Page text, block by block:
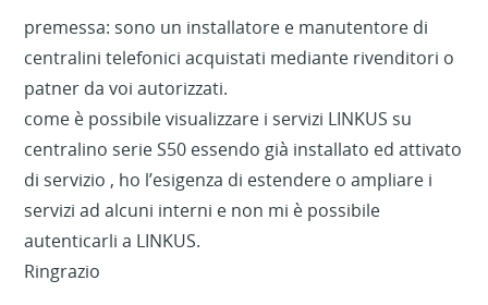
premessa: sono un installatore e manutentore di
centralini telefonici acquistati mediante rivenditori o
patner da voi autorizzati.
come è possibile visualizzare i servizi LINKUS su
centralino serie S50 essendo già installato ed attivato
di servizio , ho l’esigenza di estendere o ampliare i
servizi ad alcuni interni e non mi è possibile
autenticarli a LINKUS.
Ringrazio